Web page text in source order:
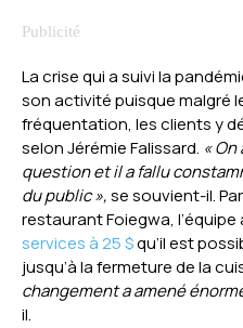
La crise qui a suivi la
son activité puisque malgré
fréquentation, les clients y
selon Jérémie Falissard. «
question et il a fallu
du public »,se souvient-il.
restaurant Foiegwa, l’équipe
services à 25 $qu’il est
jusqu’à la fermeture de la
changement a amené
il.